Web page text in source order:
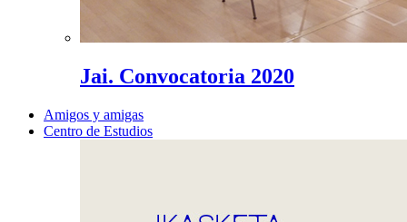
Jai. Convocatoria 2020
Amigos y amigas
Centro de Estudios